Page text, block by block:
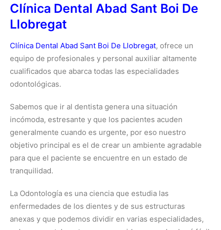
Clínica Dental Abad Sant Boi De
Llobregat
Clínica Dental Abad Sant Boi De Llobregat, ofrece un
equipo de profesionales y personal auxiliar altamente
cualificados que abarca todas las especialidades
odontológicas.
Sabemos que ir al dentista genera una situación
incómoda, estresante y que los pacientes acuden
generalmente cuando es urgente, por eso nuestro
objetivo principal es el de crear un ambiente agradable
para que el paciente se encuentre en un estado de
tranquilidad.
La Odontología es una ciencia que estudia las
enfermedades de los dientes y de sus estructuras
anexas y que podemos dividir en varias especialidades,